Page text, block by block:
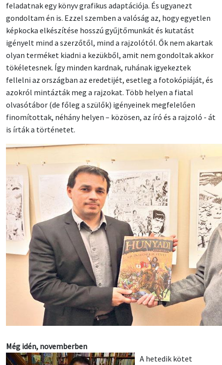
feladatnak egy könyv grafikus adaptációja. És ugyanezt
gondoltam én is. Ezzel szemben a valóság az, hogy egyetlen
képkocka elkészítése hosszú gyűjtőmunkát és kutatást
igényelt mind a szerzőtől, mind a rajzolótól. Ők nem akartak
olyan terméket kiadni a kezükből, amit nem gondoltak akkor
tökéletesnek. Így minden kardnak, ruhának igyekeztek
fellelni az országban az eredetijét, esetleg a fotokópiáját, és
azokról mintázták meg a rajzokat. Több helyen a fiatal
olvasótábor (de főleg a szülők) igényeinek megfelelően
finomítottak, néhány helyen – közösen, az író és a rajzoló - át
is írták a történetet.
Még idén, novemberben
A hetedik kötet